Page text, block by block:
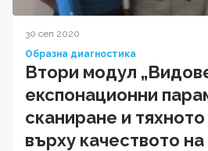
30 сеп 2020
Образна диагностика
Втори модул
експонационни
сканиране и
върху качеството